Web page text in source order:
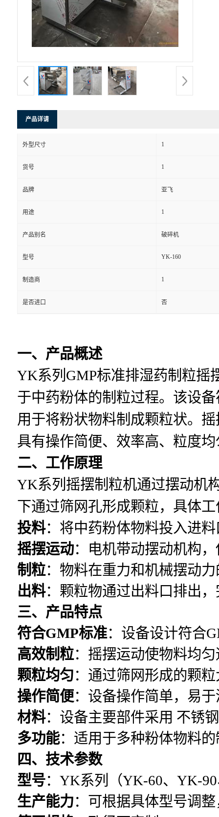
产品详请
外型尺寸 1
货号 1
品牌 亚飞
用途 1
产品别名 破碎机
型号 YK-160
制造商 1
是否进口 否
一、产品概述
YK系列GMP标准排湿药制粒摇
于中药粉体的制粒过程。该设
用于将粉状物料制成颗粒状。
具有操作简便、效率高、粒度
二、工作原理
YK系列摇摆制粒机通过摆动机
下通过筛网孔形成颗粒，具体
投料：将中药粉体物料投入进料
摇摆运动：电机带动摆动机构
制粒：物料在重力和机械摆动
出料：颗粒物通过出料口排出
三、产品特点
符合GMP标准：设备设计符合
高效制粒：摇摆运动使物料均
颗粒均匀：通过筛网形成的颗
操作简便：设备操作简单，易
材料：设备主要部件采用 不锈
多功能：适用于多种粉体物料
四、技术参数
型号：YK系列（YK-60、YK-
生产能力：可根据具体型号调